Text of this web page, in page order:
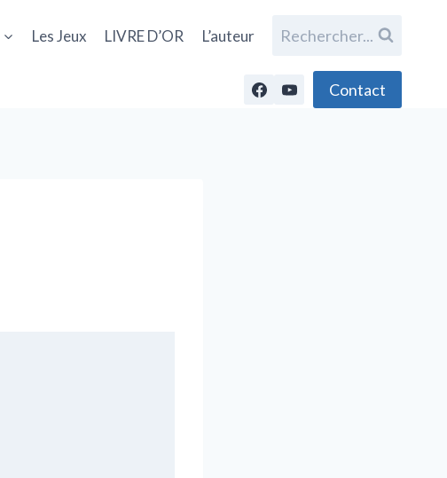
Les Jeux LIVRE D’OR L’auteur Rechercher...
Contact